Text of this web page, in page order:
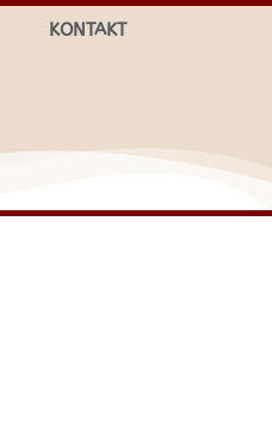
KONTAKT